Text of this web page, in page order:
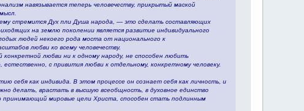
навязывается теперь человечеству, прикрытый маской
стремится Дух пли Душа народа, — это сделать составляющих
на землю поколении является развитие индивидуального
людей некоего рода моста от национального к
любви ко всему человечеству.
любви ни к одному народу, не способен любить
с привития любви к отдельному, конкретному человеку.
себя как индивида. В этом процессе он сознает себя как личность, и
делать, врастать в высшую всеобщность, в духовное единство
принимающий мировые цели Христа, способен стать подлинным